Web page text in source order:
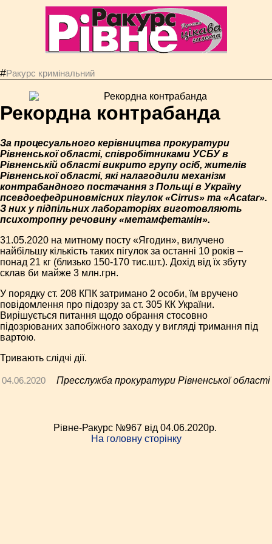
#Ракурс кримінальний
Рекордна контрабанда
За процесуального керівництва прокуратури
Рівненської області, співробітниками УСБУ в
Рівненській області викрито групу осіб, жителів
Рівненської області, які налагодили механізм
контрабандного постачання з Польщі в Україну
псевдоефедриновмісних пігулок «Cirrus» та «Acatar».
З них у підпільних лабораторіях виготовляють
психотропну речовину «метамфетамін».
31.05.2020 на митному посту «Ягодин», вилучено
найбільшу кількість таких пігулок за останні 10 років –
понад 21 кг (близько 150-170 тис.шт.). Дохід від їх збуту
склав би майже 3 млн.грн.
У порядку ст. 208 КПК затримано 2 особи, їм вручено
повідомлення про підозру за ст. 305 КК України.
Вирішується питання щодо обрання стосовно
підозрюваних запобіжного заходу у вигляді тримання під
вартою.
Тривають слідчі дії.
04.06.2020 Пресслужба прокуратури Рівненської області
Рівне-Ракурс №967 від 04.06.2020p.
На головну сторінку